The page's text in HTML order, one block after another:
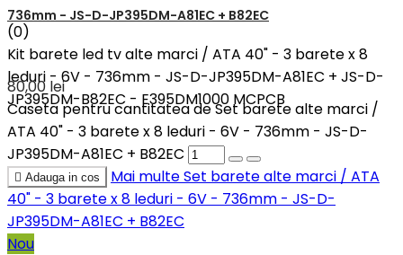
736mm - JS-D-JP395DM-A81EC + B82EC
(0)
Kit barete led tv alte marci / ATA 40" - 3 barete x 8
leduri - 6V - 736mm - JS-D-JP395DM-A81EC + JS-D-
JP395DM-B82EC - E395DM1000 MCPCB
80,00 lei
Caseta pentru cantitatea de Set barete alte marci /
ATA 40" - 3 barete x 8 leduri - 6V - 736mm - JS-D-
JP395DM-A81EC + B82EC
 Adauga in cos Mai multeSet barete alte marci / ATA
40" - 3 barete x 8 leduri - 6V - 736mm - JS-D-
JP395DM-A81EC + B82EC
Nou